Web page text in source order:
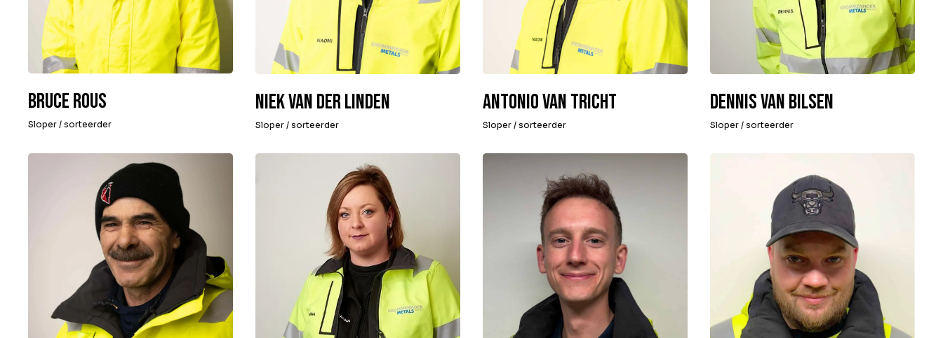
Bruce Rous
Sloper / sorteerder
Niek van der Linden
Sloper / sorteerder
Antonio van Tricht
Sloper / sorteerder
Dennis van Bilsen
Sloper / sorteerder